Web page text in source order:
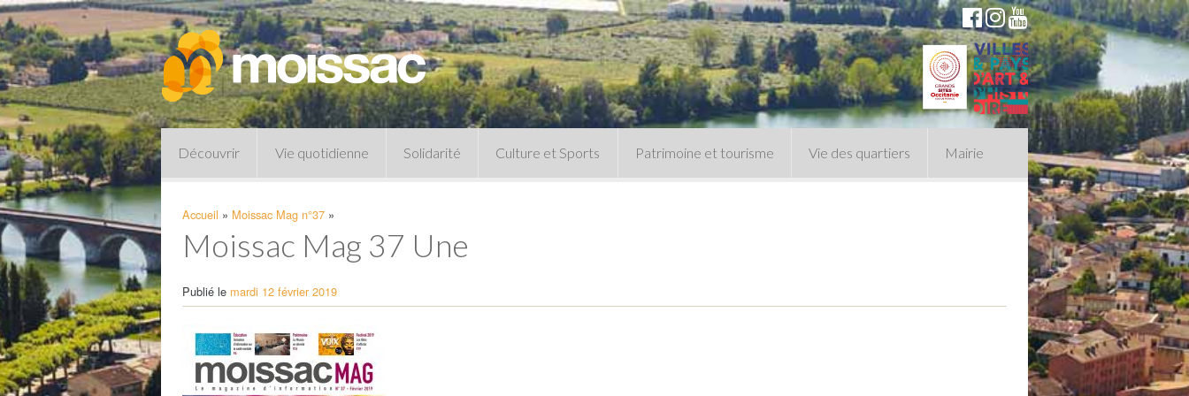
Découvrir Vie quotidienne
Pharmacies de garde
Solidarité Culture et Sports Patrimoine et tourisme
Le musée
Vie des quartiers Mairie
Accueil » Moissac Mag n°37 »
Moissac Mag 37 Une
Publié le mardi 12 février 2019